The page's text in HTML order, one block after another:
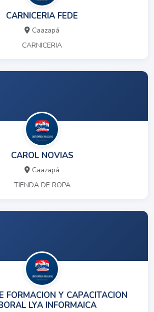
CARNICERIA FEDE
Caazapá
CARNICERIA
CAROL NOVIAS
Caazapá
TIENDA DE ROPA
FORMACION Y CAPACITACION
LYA INFORMAICA